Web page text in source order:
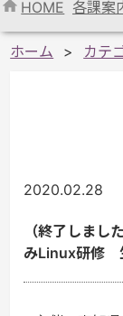
HOME 各課案
ホーム カテ
2020.02.28
（終了しまし
みLinux研修